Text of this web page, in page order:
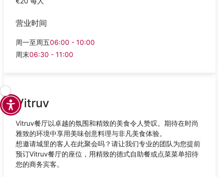
营业时间
周一至周五06:00 - 10:00
周末06:30 - 11:00
Vitruv
Vitruv餐厅以卓越的氛围和精致的美食令人赞叹。期待在时尚
雅致的环境中享用美味创意料理与非凡美食体验。
想邀请城里的客人在此聚会吗？请让我们专业的团队为您提前
预订Vitruv餐厅的座位，用精致的德式自助餐或点菜菜单招待
您的商务宾客。